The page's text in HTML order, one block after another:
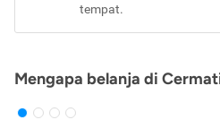
tempat.
Mengapa belanja di